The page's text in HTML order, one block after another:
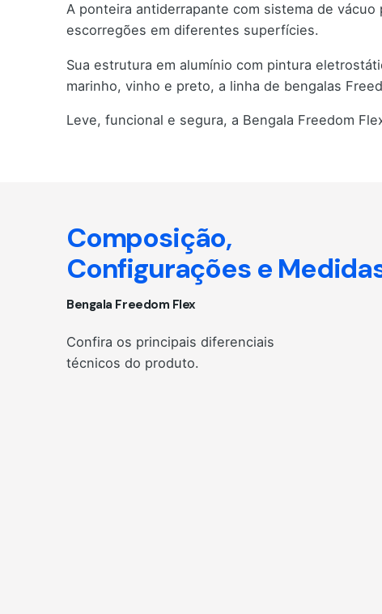
A ponteira antiderrapante com sistema de
escorregões em diferentes superfícies.
Sua estrutura em alumínio com pintura
marinho, vinho e preto, a linha de bengalas
Leve, funcional e segura, a Bengala Freedom
Composição,
Configurações e
Bengala Freedom Flex
Confira os principais diferenciais
técnicos do produto.